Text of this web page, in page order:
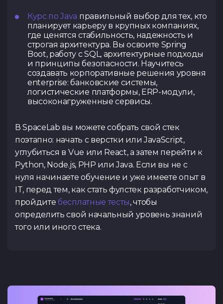
Курс по Java правильный выбор для тех, кто
планирует карьеру в крупных компаниях,
где ценятся стабильность, надежность и
строгая архитектура. Вы освоите Spring
Boot, работу с SQL, архитектурные подходы
и принципы безопасности. Научитесь
создавать корпоративные решения уровня
enterprise: банковские системы,
логистические платформы, ERP-модули,
высоконагруженные сервисы.
В SpaceLab вы можете собрать свой стек
поэтапно: начать с верстки или JavaScript,
углубиться в Vue или React, а затем перейти к
Python, Node.js, PHP или Java. Если вы не с
нуля начинаете обучение и уже имеете опыт в
IT, перед тем, как стать фулстек разработчиком,
пройдитебесплатные тесты, чтобы
определить свой начальный уровень знаний
того или иного стека.